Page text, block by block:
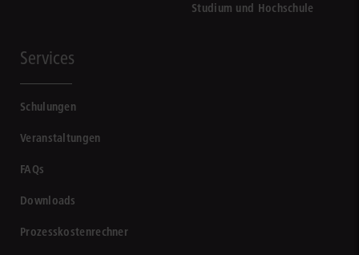
Studium und Hochschule
Services
Schulungen
Veranstaltungen
FAQs
Downloads
Prozesskostenrechner